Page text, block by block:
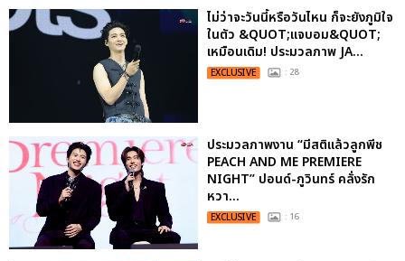
ไม่ว่าจะวันนี้หรือวันไหน ก็จะยังภูมิใจ
ในตัว &QUOT;แจบอม&QUOT;
เหมือนเดิม! ประมวลภาพ JA...
EXCLUSIVE : 28
ประมวลภาพงาน “มีสติแล้วลูกพีช
PEACH AND ME PREMIERE
NIGHT” ปอนด์-ภูวินทร์ คลั่งรัก
หวา...
EXCLUSIVE : 16